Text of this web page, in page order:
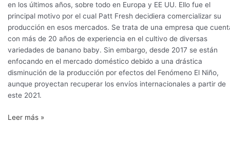
en los últimos años, sobre todo en Europa y EE UU. Ello fue el
principal motivo por el cual Patt Fresh decidiera comercializar su
producción en esos mercados. Se trata de una empresa que
con más de 20 años de experiencia en el cultivo de diversas
variedades de banano baby. Sin embargo, desde 2017 se están
enfocando en el mercado doméstico debido a una drástica
disminución de la producción por efectos del Fenómeno El Niño,
aunque proyectan recuperar los envíos internacionales a partir de
este 2021.
Leer más »